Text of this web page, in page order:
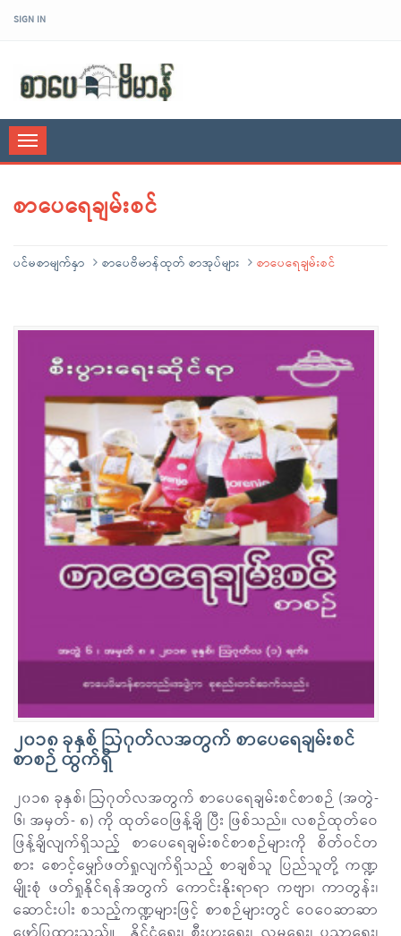
SIGN IN
Toggle
navigation
စာပေရေချမ်းစင်
ပင်မစာမျက်နှာ စာပေဗိမာန်ထုတ် စာအုပ်များ စာပေရေချမ်းစင်
၂၀၁၈ ခုနှစ် ဩဂုတ်လအတွက် စာပေရေချမ်းစင်
စာစဉ် ထွက်ရှိ
၂၀၁၈ ခုနှစ်၊ ဩဂုတ်လအတွက် စာပေရေချမ်းစင်စာစဉ် (အတွဲ-
၆၊ အမှတ်- ၈) ကို ထုတ်ဝေဖြန့်ချိ ပြီး ဖြစ်သည်။ လစဉ်ထုတ်ဝေ
ဖြန့်ချိလျက်ရှိသည့် စာပေရေချမ်းစင်စာစဉ်များကို စိတ်ဝင်တ
စား စောင့်မျှော်ဖတ်ရှုလျက်ရှိသည့် စာချစ်သူ ပြည်သူတို့ ကဏ္ဍ
မျိုးစုံ ဖတ်ရှုနိုင်ရန်အတွက် ကောင်းနိုးရာရာ ကဗျာ၊ ကာတွန်း၊
ဆောင်းပါး စသည့်ကဏ္ဍများဖြင့် စာစဉ်များတွင် ဝေဝေဆာဆာ